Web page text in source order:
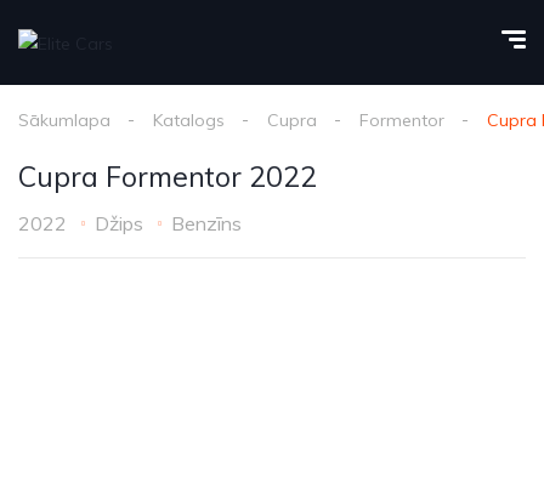
Sākumlapa Katalogs Cupra Formentor Cupra
Cupra Formentor 2022
2022 Džips Benzīns